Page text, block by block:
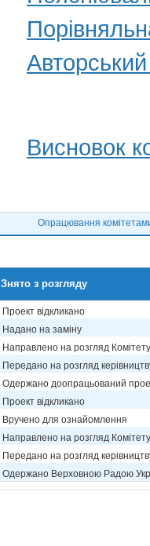
Висновок
Опрацювання
Знято з розгляду
Проект відкликано
Надано на заміну
Направлено на розгляд Комітету
Передано на розгляд
Одержано доопрацьований
Проект відкликано
Вручено для ознайомлення
Направлено на розгляд Комітету
Передано на розгляд
Одержано Верховною Радою